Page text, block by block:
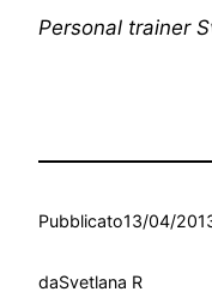
Personal trainer
Pubblicato13/04/
daSvetlana R